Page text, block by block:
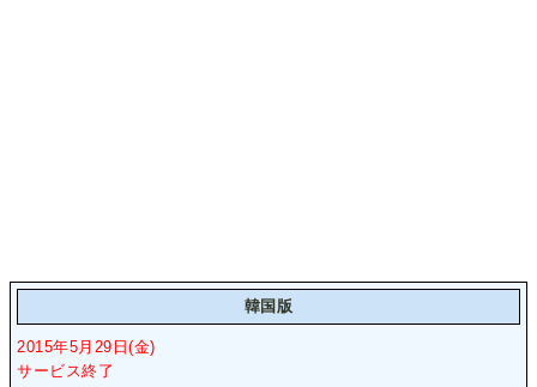
韓国版
2015年5月29日(金)
サービス終了